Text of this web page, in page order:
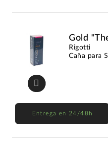
Gold
Rigotti
Caña para
Entrega en 24/48h